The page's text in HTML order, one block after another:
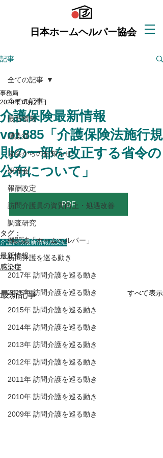
日本ホームヘルパー協会
記事
全ての記事
最新情報
感染症
協会からのお知らせ
研修会
報酬改定
訪問介護員の資質向上・処遇改善
調査研究
機関誌「ホームヘルパー」
訪問介護を巡る動き
2017年 訪問介護を巡る動き
2016年 訪問介護を巡る動き
2015年 訪問介護を巡る動き
2014年 訪問介護を巡る動き
2013年 訪問介護を巡る動き
2012年 訪問介護を巡る動き
2011年 訪問介護を巡る動き
2010年 訪問介護を巡る動き
2009年 訪問介護を巡る動き
全ての記事
介護保険最新情報
vol.885「介護保険法施行規
則の一部を改正する省令の
公布について」
事務局
2020年10月22日
PDF
タグ：
介護保険最新情報感染症
最新情報
感染症
最新記事 すべて表示